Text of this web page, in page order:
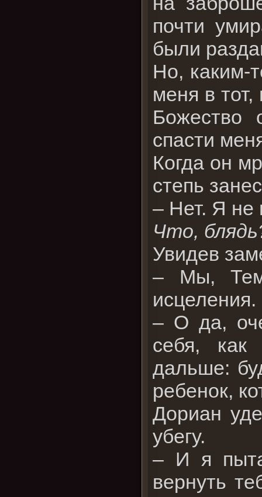
почти
были
Но, каким-
меня в
Божество
спасти
Когда он
степь
– Нет. Я не
Что,
Увидев
– Мы,
исцеления.
– О да,
себя, как
дальше:
ребенок,
Дориан
убегу.
– И я
вернуть